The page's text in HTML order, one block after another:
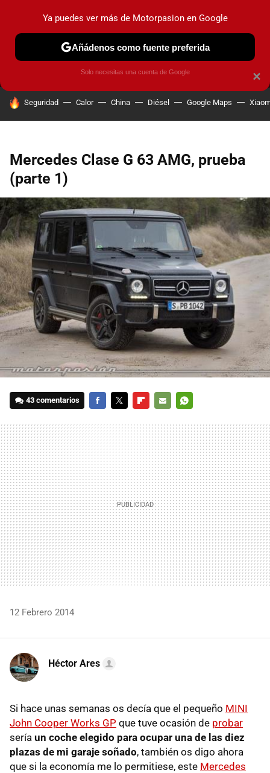
MENÚ NUEVO
COCHES ELÉCTRICOS OBSERVATORIO
HOY SE HABLA DE
Seguridad Calor China Diésel Google Maps
Mercedes Clase G 63 AMG, prueba
(parte 1)
43 comentarios
MAIL
12 Febrero 2014
Héctor Ares
Si hace unas semanas os decía que el pequeño MINI
John Cooper Works GP que tuve ocasión de probar
sería un coche elegido para ocupar una de las diez
plazas de mi garaje soñado, también os digo ahora
que si la economía me lo permitiese, este Mercedes
×
Ya puedes ver más de Motorpasion en Google
Añádenos como fuente preferida
Solo necesitas una cuenta de Google